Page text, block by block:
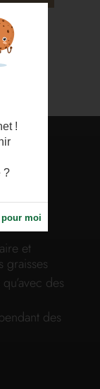
et
graisses
des
des
!
?
pour moi